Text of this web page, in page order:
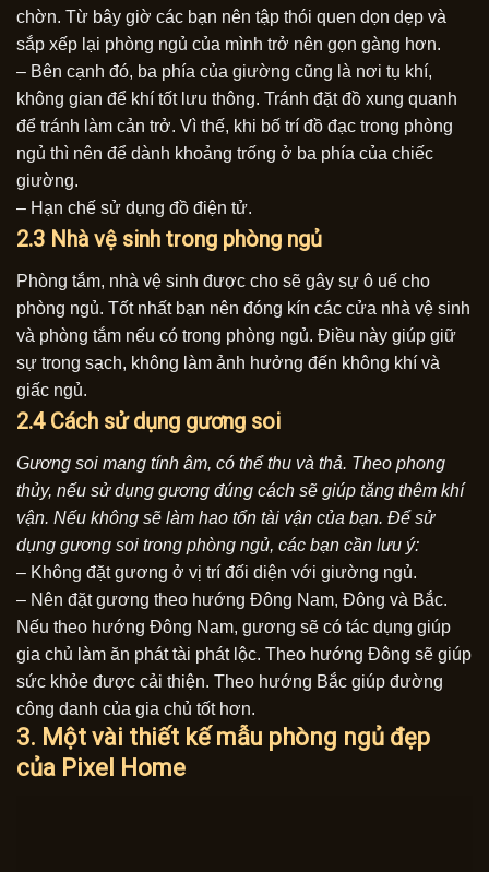
chờn. Từ bây giờ các bạn nên tập thói quen dọn dẹp và
sắp xếp lại phòng ngủ của mình trở nên gọn gàng hơn.
– Bên cạnh đó, ba phía của giường cũng là nơi tụ khí,
không gian để khí tốt lưu thông. Tránh đặt đồ xung quanh
để tránh làm cản trở. Vì thế, khi bố trí đồ đạc trong phòng
ngủ thì nên để dành khoảng trống ở ba phía của chiếc
giường.
– Hạn chế sử dụng đồ điện tử.
2.3 Nhà vệ sinh trong phòng ngủ
Phòng tắm, nhà vệ sinh được cho sẽ gây sự ô uế cho
phòng ngủ. Tốt nhất bạn nên đóng kín các cửa nhà vệ sinh
và phòng tắm nếu có trong phòng ngủ. Điều này giúp giữ
sự trong sạch, không làm ảnh hưởng đến không khí và
giấc ngủ.
2.4 Cách sử dụng gương soi
Gương soi mang tính âm, có thể thu và thả. Theo phong
thủy, nếu sử dụng gương đúng cách sẽ giúp tăng thêm khí
vận. Nếu không sẽ làm hao tổn tài vận của bạn. Để sử
dụng gương soi trong phòng ngủ, các bạn cần lưu ý:
– Không đặt gương ở vị trí đối diện với giường ngủ.
– Nên đặt gương theo hướng Đông Nam, Đông và Bắc.
Nếu theo hướng Đông Nam, gương sẽ có tác dụng giúp
gia chủ làm ăn phát tài phát lộc. Theo hướng Đông sẽ giúp
sức khỏe được cải thiện. Theo hướng Bắc giúp đường
công danh của gia chủ tốt hơn.
3. Một vài thiết kế mẫu phòng ngủ đẹp
của Pixel Home